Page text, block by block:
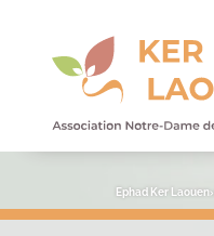
Ephad Ker Laouen›